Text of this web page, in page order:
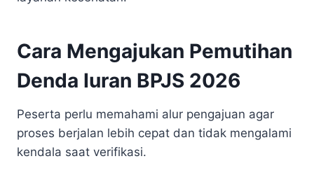
Cara Mengajukan Pemutihan
Denda Iuran BPJS 2026
Peserta perlu memahami alur pengajuan agar
proses berjalan lebih cepat dan tidak mengalami
kendala saat verifikasi.